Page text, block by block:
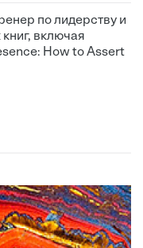
по лидерству и
включая
How to Assert